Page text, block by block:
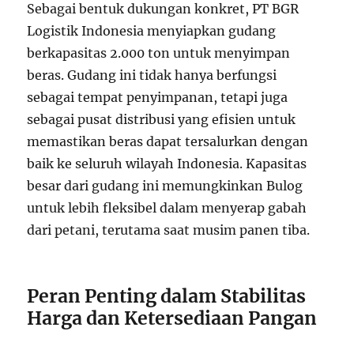
Sebagai bentuk dukungan konkret, PT BGR
Logistik Indonesia menyiapkan gudang
berkapasitas 2.000 ton untuk menyimpan
beras. Gudang ini tidak hanya berfungsi
sebagai tempat penyimpanan, tetapi juga
sebagai pusat distribusi yang efisien untuk
memastikan beras dapat tersalurkan dengan
baik ke seluruh wilayah Indonesia. Kapasitas
besar dari gudang ini memungkinkan Bulog
untuk lebih fleksibel dalam menyerap gabah
dari petani, terutama saat musim panen tiba.
Peran Penting dalam Stabilitas
Harga dan Ketersediaan Pangan